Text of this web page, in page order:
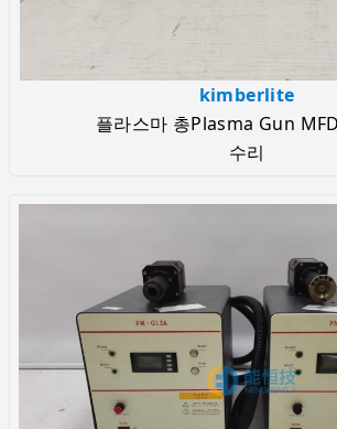
kimberlite
플라스마 총Plasma Gun
수리